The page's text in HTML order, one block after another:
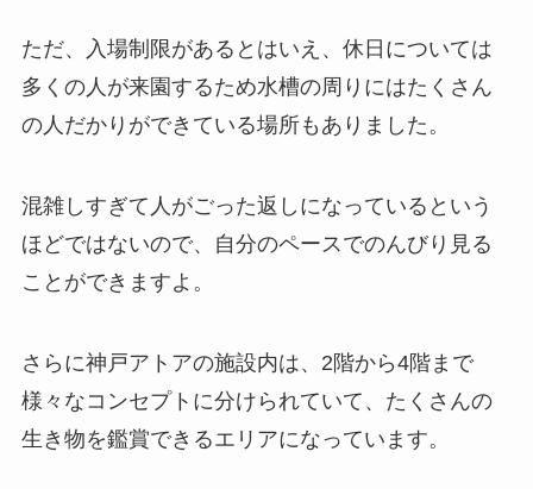
ただ、入場制限があるとはいえ、休日については
多くの人が来園するため水槽の周りにはたくさん
の人だかりができている場所もありました。
混雑しすぎて人がごった返しになっているという
ほどではないので、自分のペースでのんびり見る
ことができますよ。
さらに神戸アトアの施設内は、2階から4階まで
様々なコンセプトに分けられていて、たくさんの
生き物を鑑賞できるエリアになっています。